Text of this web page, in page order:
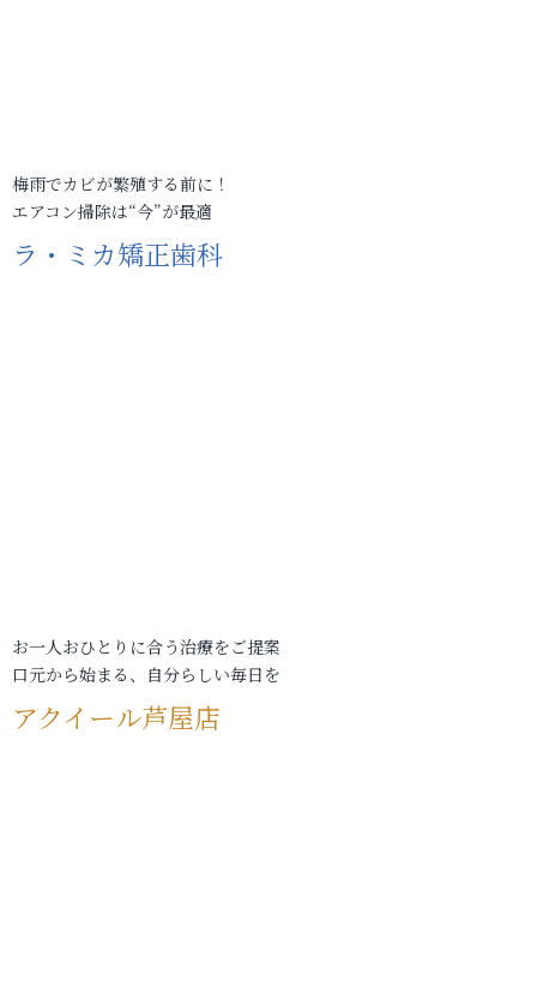
梅雨でカビが繁殖する前に！
エアコン掃除は“今”が最適
ラ・ミカ矯正歯科
お一人おひとりに合う治療をご提案
口元から始まる、自分らしい毎日を
アクイール芦屋店